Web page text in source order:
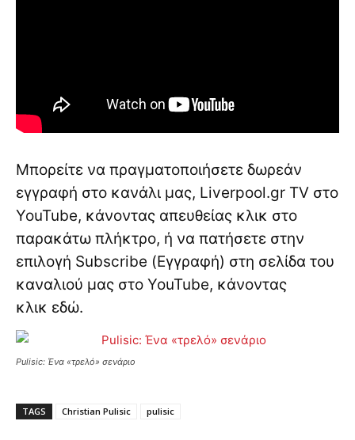
Μπορείτε να πραγματοποιήσετε δωρεάν
εγγραφή στο κανάλι μας, Liverpool.gr TV στο
YouTube, κάνοντας απευθείας κλικ στο
παρακάτω πλήκτρο, ή να πατήσετε στην
επιλογή Subscribe (Εγγραφή) στη σελίδα του
καναλιού μας στο YouTube, κάνοντας
κλικ εδώ.
Pulisic: Ένα «τρελό» σενάριο
TAGS Christian Pulisic pulisic